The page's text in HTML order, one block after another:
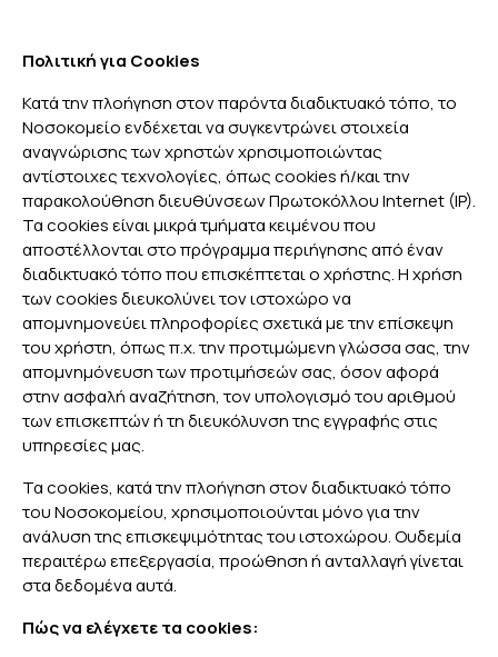
Πολιτική για Cookies
Κατά την πλοήγηση στον παρόντα διαδικτυακό τόπο, το
Νοσοκομείο ενδέχεται να συγκεντρώνει στοιχεία
αναγνώρισης των χρηστών χρησιμοποιώντας
αντίστοιχες τεχνολογίες, όπως cookies ή/και την
παρακολούθηση διευθύνσεων Πρωτοκόλλου Internet (IP).
Τα cookies είναι μικρά τμήματα κειμένου που
αποστέλλονται στο πρόγραμμα περιήγησης από έναν
διαδικτυακό τόπο που επισκέπτεται ο χρήστης. Η χρήση
των cookies διευκολύνει τον ιστοχώρο να
απομνημονεύει πληροφορίες σχετικά με την επίσκεψη
του χρήστη, όπως π.χ. την προτιμώμενη γλώσσα σας, την
απομνημόνευση των προτιμήσεών σας, όσον αφορά
στην ασφαλή αναζήτηση, τον υπολογισμό του αριθμού
των επισκεπτών ή τη διευκόλυνση της εγγραφής στις
υπηρεσίες μας.
Τα cookies, κατά την πλοήγηση στον διαδικτυακό τόπο
του Νοσοκομείου, χρησιμοποιούνται μόνο για την
ανάλυση της επισκεψιμότητας του ιστοχώρου. Ουδεμία
περαιτέρω επεξεργασία, προώθηση ή ανταλλαγή γίνεται
στα δεδομένα αυτά.
Πώς να ελέγχετε τα cookies: